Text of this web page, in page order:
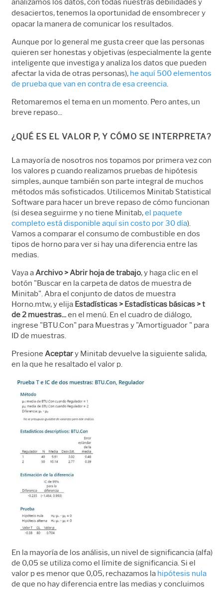
desaciertos, tenemos la oportunidad de ensombrecer y
opacar la manera de comunicar los resultados.
Aunque por lo general me gusta creer que las personas
quieren ser honestas y objetivas (especialmente la gente
inteligente que investiga y analiza los datos que pueden
afectar la vida de otras personas), he aquí 500 elementos
de prueba que van en contra de esa creencia
Retomaremos el tema en un momento. Pero antes, un
breve repaso...
¿QUÉ ES EL VALOR P, Y CÓMO SE INTERPRETA?
La mayoría de nosotros nos topamos por primera vez con
los valores p cuando realizamos pruebas de hipótesis
simples, aunque también son parte integral de muchos
métodos más sofisticados. Utilicemos Minitab Statistical
Software para hacer un breve repaso de cómo funcionan
(si desea seguirme y no tiene Minitab,el paquete
completo está disponible aquí sin costo por 30 día).
Vamos a comparar el consumo de combustible en dos
tipos de horno para ver si hay una diferencia entre las
medias.
Vaya a Archivo > Abrir hoja de trabajo, y haga clic en el
botón "Buscar en la carpeta de datos de muestra de
Minitab". Abra el conjunto de datos de muestra
Horno.mtw, y elija Estadísticas > Estadísticas básicas > t
de 2 muestras...en el menú. En el cuadro de diálogo,
ingrese "BTU.Con" para Muestras y "Amortiguador " para
ID de muestras.
Presione Aceptary Minitab devuelve la siguiente salida,
en la que he resaltado el valor p.
En la mayoría de los análisis, un nivel de significancia (alfa)
de 0,05 se utiliza como el límite de significancia. Si el
valor p es menor que 0,05, rechazamos la hipótesis nula
de que no hay diferencia entre las medias y concluimos